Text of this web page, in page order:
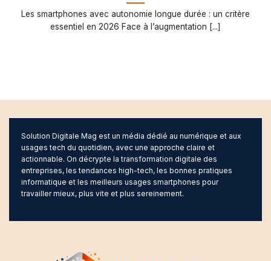
Les smartphones avec autonomie longue durée : un critère
essentiel en 2026 Face à l’augmentation [...]
Solution Digitale Mag est un média dédié au numérique et aux
usages tech du quotidien, avec une approche claire et
actionnable. On décrypte la transformation digitale des
entreprises, les tendances high-tech, les bonnes pratiques
informatique et les meilleurs usages smartphones pour
travailler mieux, plus vite et plus sereinement.